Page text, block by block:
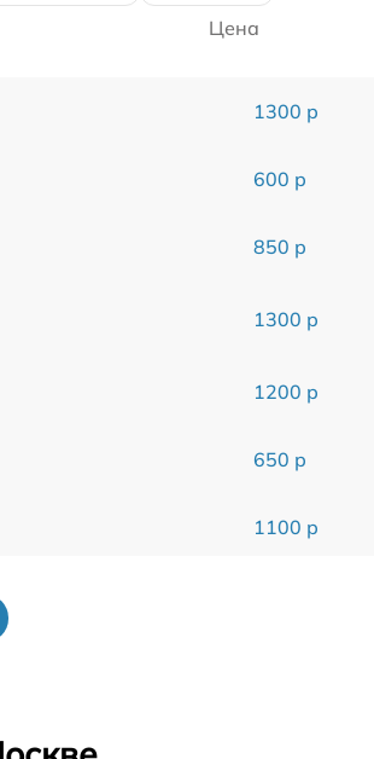
Цена
1300 р
600 р
850 р
1300 р
1200 р
650 р
1100 р